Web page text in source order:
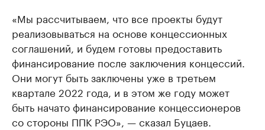
«Мы рассчитываем, что все проекты будут
реализовываться на основе концессионных
соглашений, и будем готовы предоставить
финансирование после заключения концессий.
Они могут быть заключены уже в третьем
квартале 2022 года, и в этом же году может
быть начато финансирование концессионеров
со стороны ППК РЭО», — сказал Буцаев.